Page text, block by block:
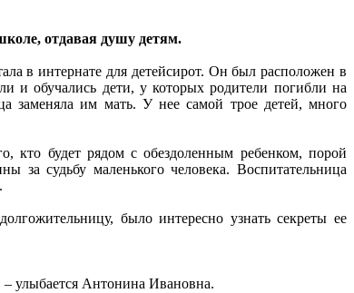
отдавая душу детям.
в интернате для детейсирот. Он был расположен в
и обучались дети, у которых родители погибли на
заменяла им мать. У нее самой трое детей, много
кто будет рядом с обездоленным ребенком, порой
за судьбу маленького человека. Воспитательница
было интересно узнать секреты ее
улыбается Антонина Ивановна.